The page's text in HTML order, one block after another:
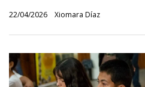
Xiomara Díaz
22/04/2026